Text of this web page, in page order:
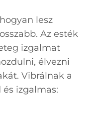
lesz
Az esték
izgalmat
élvezni
Vibrálnak a
izgalmas: